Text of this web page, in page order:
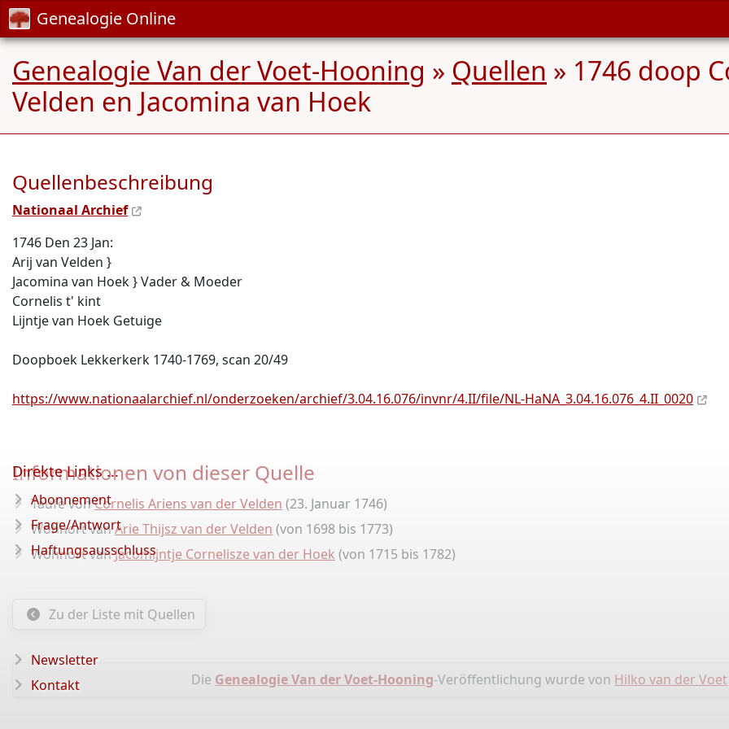
Genealogie Online
Genealogie Van der Voet-Hooning » Quellen » 1746 doop
Velden en Jacomina van Hoek
Quellenbeschreibung
Nationaal Archief
1746 Den 23 Jan:
Arij van Velden }
Jacomina van Hoek } Vader & Moeder
Cornelis t' kint
Lijntje van Hoek Getuige
Doopboek Lekkerkerk 1740-1769, scan 20/49
https://www.nationaalarchief.nl/onderzoeken/archief/3.04.16.076/invnr/4.II/file/NL-HaNA_3.04.16.076_4.II_0020
Informationen von dieser Quelle
Taufe vonCornelis Ariens van der Velden (23. Januar 1746)
Wohnort vanArie Thijsz van der Velden (von 1698 bis 1773)
Wohnort vanJacomijntje Cornelisze van der Hoek (von 1715 bis 1782)
Zu der Liste mit Quellen
Die Genealogie Van der Voet-Hooning-Veröffentlichung wurde von Hilko van der Voet
Direkte Links ...
Abonnement
Frage/Antwort
Haftungsausschluss
Newsletter
Kontakt